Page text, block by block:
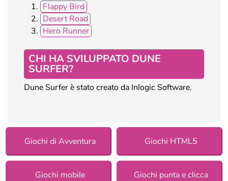
Flappy Bird
Desert Road
Hero Runner
CHI HA SVILUPPATO DUNE
SURFER?
Dune Surfer è stato creato da Inlogic Software.
Giochi di Avventura Giochi HTML5
Giochi mobile Giochi punta e clicca